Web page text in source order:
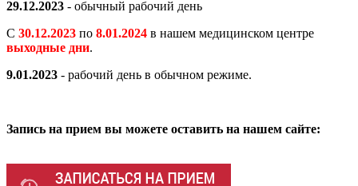
29.12.2023 - обычный рабочий день
С 30.12.2023 по 8.01.2024 в нашем медицинском центре
выходные дни.
9.01.2023 - рабочий день в обычном режиме.
Запись на прием вы можете оставить на нашем сайте: